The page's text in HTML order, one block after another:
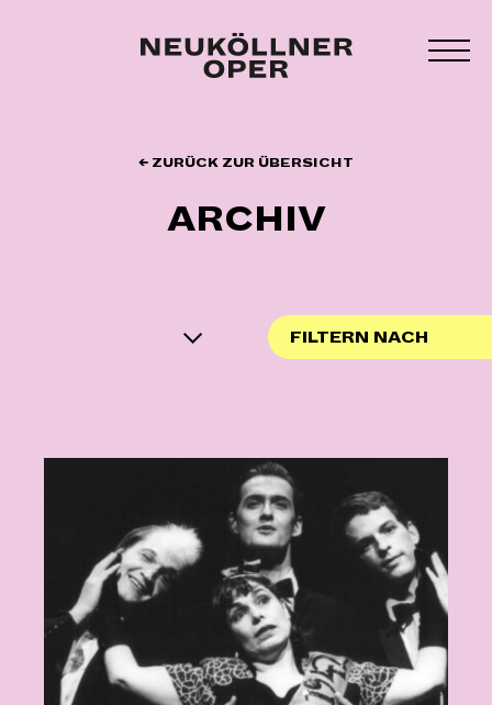
← ZURÜCK ZUR ÜBERSICHT
ARCHIV
FILTERN NACH